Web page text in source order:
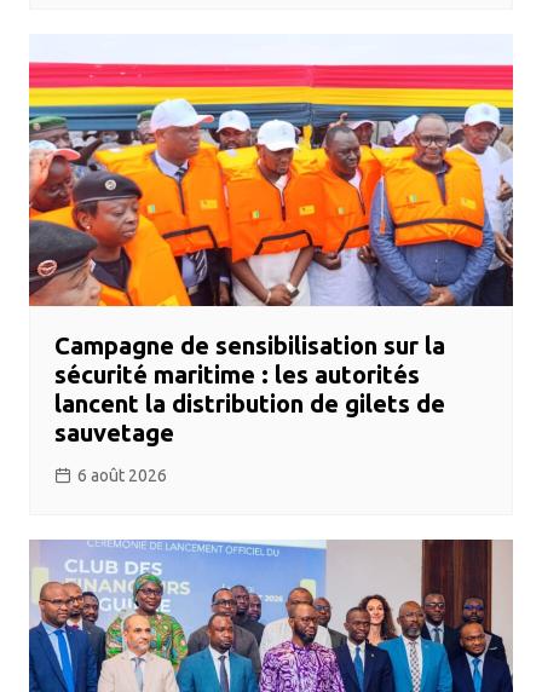
Campagne de sensibilisation sur la
sécurité maritime : les autorités
lancent la distribution de gilets de
sauvetage
6 août 2026